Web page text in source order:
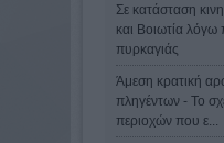
Σε κατάσταση
και Βοιωτία
πυρκαγιάς
Άμεση κρατική
πληγέντων - Το
περιοχών που ε...